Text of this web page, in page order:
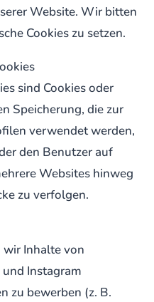
Website. Wir bitten
Cookies zu setzen.
sind Cookies oder
Speicherung, die zur
verwendet werden,
den Benutzer auf
Websites hinweg
zu verfolgen.
Inhalte von
Instagram
zu bewerben (z. B.